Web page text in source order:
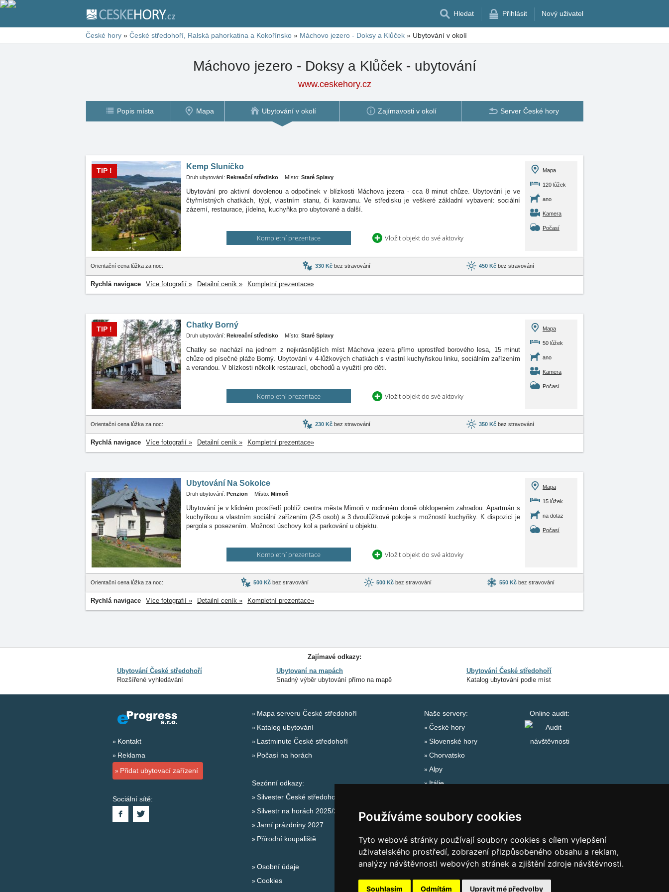
Používáme soubory cookies
Tyto webové stránky používají soubory cookies s cílem vylepšení
uživatelského prostředí, zobrazení přizpůsobeného obsahu a reklam,
analýzy návštěvnosti webových stránek a zjištění zdroje návštěvnosti.
Souhlasím Odmítám Upravit mé předvolby
Hledat Přihlásit Nový uživatel
České hory » České středohoří, Ralská pahorkatina a Kokořínsko » Máchovo jezero - Doksy a Klůček » Ubytování v okolí
Máchovo jezero - Doksy a Klůček - ubytování
www.ceskehory.cz
Popis místa Mapa Ubytování v okolí Zajímavosti v okolí Server České hory
Kemp Sluníčko
TIP !
Druh ubytování: Rekreační středisko Místo: Staré Splavy
Ubytování pro aktivní dovolenou a odpočinek v blízkosti Máchova jezera - cca 8 minut chůze. Ubytování je ve
čtyřmístnýchchatkách, týpí, vlastním stanu, či karavanu. Ve středisku je veškeré základní vybavení: sociální
zázemí, restaurace, jídelna, kuchyňka pro ubytované a další.
Kompletní prezentace Vložit objekt do své aktovky
Mapa
120 lůžek
ano
Kamera
Počasí
Orientační cena lůžka za noc: 330 Kčbez stravování 450 Kčbez stravování
Rychlá navigace Více fotografií » Detailní ceník » Kompletní prezentace»
Chatky Borný
TIP !
Druh ubytování: Rekreační středisko Místo: Staré Splavy
Chatky se nachází na jednom z nejkrásnějších míst Máchova jezera přímo uprostřed borového lesa, 15 minut
chůzeod písečné pláže Borný. Ubytování v 4-lůžkových chatkách s vlastní kuchyňskou linku, sociálním zařízením
a verandou. V blízkosti několik restaurací, obchodů a využití pro děti.
Kompletní prezentace Vložit objekt do své aktovky
Mapa
50 lůžek
ano
Kamera
Počasí
Orientační cena lůžka za noc: 230 Kčbez stravování 350 Kčbez stravování
Rychlá navigace Více fotografií » Detailní ceník » Kompletní prezentace»
Ubytování Na Sokolce
Druh ubytování: Penzion Místo: Mimoň
Ubytování je v klidném prostředí poblíž centra města Mimoň v rodinném domě obklopeném zahradou. Apartmán s
kuchyňkou a vlastním sociální zařízením (2-5 osob) a 3 dvoulůžkové pokoje s možností kuchyňky. K dispozici je
pergola s posezením. Možnost úschovy kol a parkování u objektu.
Kompletní prezentace Vložit objekt do své aktovky
Mapa
15 lůžek
na dotaz
Počasí
Orientační cena lůžka za noc: 500 Kčbez stravování 500 Kčbez stravování 550 Kčbez stravování
Rychlá navigace Více fotografií » Detailní ceník » Kompletní prezentace»
Zajímavé odkazy:
Ubytování České středohoří
Rozšířené vyhledávání
Ubytovaní na mapách
Snadný výběr ubytování přímo na mapě
Ubytování České středohoří
Katalog ubytování podle míst
Kontakt
Reklama
Přidat ubytovací zařízení
Sociální sítě:
Mapa serveru České středohoří
Katalog ubytování
Lastminute České středohoří
Počasí na horách
Sezónní odkazy:
Silvester České středohoří
Silvestr na horách 2025/26
Jarní prázdniny 2027
Přírodní koupaliště
Osobní údaje
Cookies
Naše servery:
České hory
Slovenské hory
Chorvatsko
Alpy
Itálie
Online audit: